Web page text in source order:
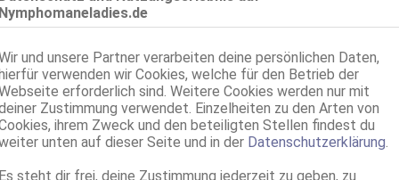
Nymphomaneladies.de
und unsere Partner verarbeiten deine persönlichen Daten,
verwenden wir Cookies, welche für den Betrieb der
erforderlich sind. Weitere Cookies werden nur mit
Zustimmung verwendet. Einzelheiten zu den Arten von
ihrem Zweck und den beteiligten Stellen findest du
unten auf dieser Seite und in der Datenschutzerklärung.
Es steht dir frei, deine Zustimmung jederzeit zu geben, zu
Augsburg - Lechhausen
TS Jamina Luxus
TS, 25 Jahre, 80B, KF 32, 1.65m, 55 kg, teilrasiert, asiatisch
AV, 69, NSa, devot, Franz b. Ihr, Schmu., Kuscheln, Körperküs.